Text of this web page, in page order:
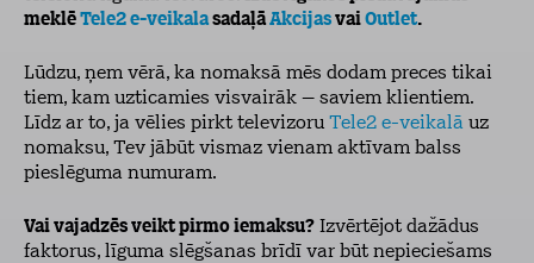
meklēTele2 e-veikalasadaļāAkcijasvaiOutlet.
Lūdzu, ņem vērā, ka nomaksā mēs dodam preces tikai
tiem, kam uzticamies visvairāk – saviem klientiem.
Līdz ar to, ja vēlies pirkt televizoru Tele2 e-veikalā uz
nomaksu, Tev jābūt vismaz vienam aktīvam balss
pieslēguma numuram.
Vai vajadzēs veikt pirmo iemaksu? Izvērtējot dažādus
faktorus, līguma slēgšanas brīdī var būt nepieciešams